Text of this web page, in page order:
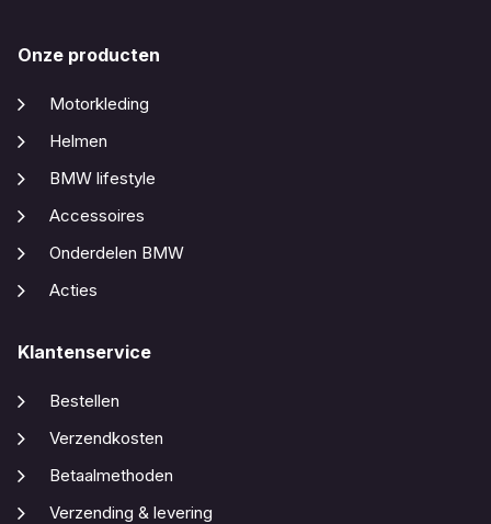
Onze producten
Motorkleding
Helmen
BMW lifestyle
Accessoires
Onderdelen BMW
Acties
Klantenservice
Bestellen
Verzendkosten
Betaalmethoden
Verzending & levering